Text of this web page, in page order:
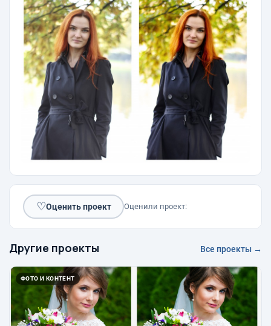
♡Оценить проект Оценили проект:
Другие проекты Все проекты →
ФОТО И КОНТЕНТ